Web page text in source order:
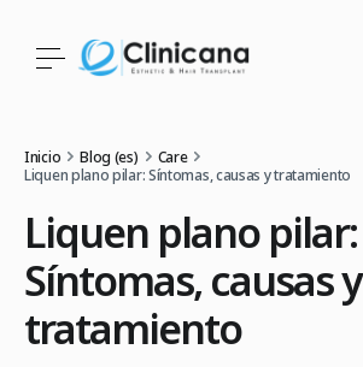
Inicio Blog (es)
Care
Liquen plano pilar: Síntomas, causas y tratamiento
Liquen plano pilar:
Síntomas, causas y
tratamiento